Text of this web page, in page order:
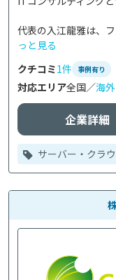
代表の入江龍雅は、
っと見る
クチコミ1件 事例有り
対応エリア全国／海外
企業詳細
サーバー・クラ